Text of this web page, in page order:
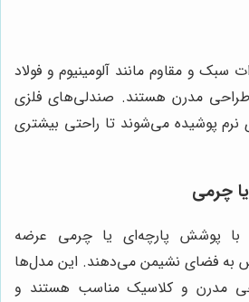
سبک و مقاوم مانند آلومینیوم و فولاد
طراحی مدرن هستند. صندلی‌های فلزی
نرم پوشیده می‌شوند تا راحتی بیشتری
چرمی
پوشش پارچه‌ای یا چرمی عرضه
به فضای نشیمن می‌دهند. این مدل‌ها
مدرن و کلاسیک مناسب هستند و